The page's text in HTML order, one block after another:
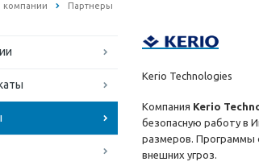
компании Партнеры
Kerio Technologies
Компания Kerio
безопасную работу в
размеров. Программы
внешних угроз.